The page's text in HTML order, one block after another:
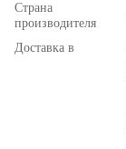
Страна
производителя
Доставка в